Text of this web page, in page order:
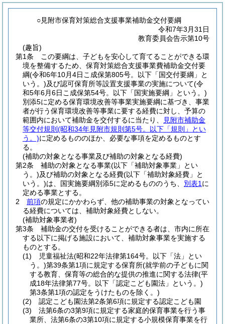
○見附市保育対策総合支援事業補助金交付要綱
令和7年3月31日
教育委員会告示第10号
(趣旨)
第1条
この要綱は、子どもを安心して育てることができる環
境を整備するため、保育対策総合支援事業費補助金交付要
綱(令和6年10月4日こ成保第805号。以下「国交付要綱」と
いう。)及び認可保育所等設置支援事業の実施について(令
和5年6月6日こ成保第54号。以下「国実施要綱」という。)
別添5に定める保育環境改善等事業実施要綱に基づき、事業
者が行う保育環境改善等事業に要する経費に対し、予算の
範囲内において補助金を交付するに当たり、
見附市補助金
等交付規則 (昭和34年見附市規則第5号。以下「規則」とい
う。)に定めるもののほか、必要な事項を定めるものとす
る。
(補助の対象となる事業及び補助の対象となる経費)
第2条
補助の対象となる事業(以下「補助対象事業」とい
う。)及び補助の対象となる経費(以下「補助対象経費」と
いう。)は、国実施要綱別添5に定めるもののうち、 別表1 に
定める事業とする。
2
前項の規定にかかわらず、他の補助事業の対象となってい
る経費については、補助対象経費としない。
(補助対象事業者)
第3条
補助金の交付を受けることができる者は、市内に所在
する以下に掲げる施設において、補助対象事業を実施する
ものとする。
(1)
児童福祉法(昭和22年法律第164号。以下「法」とい
う。)第39条第1項に規定する保育所(就学前の子どもに関
する教育、保育等の総合的な提供の推進に関する法律(平
成18年法律第77号。以下「認定こども園法」という。)
第3条第1項の認定をうけたものを除く。)
(2)
認定こども園法第2条第6項に規定する認定こども園
(3)
法第6条の3第9項に規定する家庭的保育事業を行う事
業所、法第6条の3第10項に規定する小規模保育事業を行